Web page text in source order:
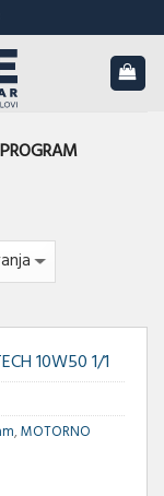
10W50 1/1
,MOTORNO